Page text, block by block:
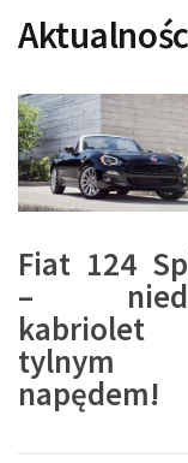
Fiat 124
–
tylnym
napędem!